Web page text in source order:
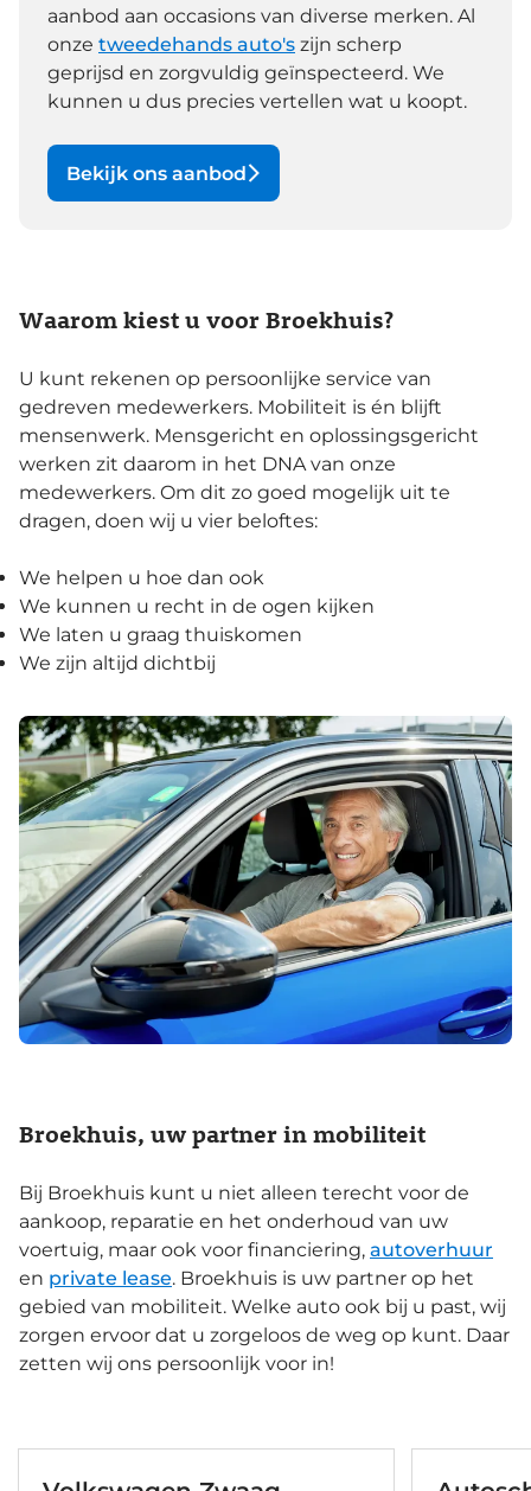
aanbod aan occasions van diverse merken. Al
onze tweedehands auto's zijn scherp
geprijsd en zorgvuldig geïnspecteerd. We
kunnen u dus precies vertellen wat u koopt.
Bekijk ons aanbod
Waarom kiest u voor Broekhuis?
U kunt rekenen op persoonlijke service van
gedreven medewerkers. Mobiliteit is én blijft
mensenwerk. Mensgericht en oplossingsgericht
werken zit daarom in het DNA van onze
medewerkers. Om dit zo goed mogelijk uit te
dragen, doen wij u vier beloftes:
We helpen u hoe dan ook
We kunnen u recht in de ogen kijken
We laten u graag thuiskomen
We zijn altijd dichtbij
Broekhuis, uw partner in mobiliteit
Bij Broekhuis kunt u niet alleen terecht voor de
aankoop, reparatie en het onderhoud van uw
voertuig, maar ook voor financiering, autoverhuur
en private lease. Broekhuis is uw partner op het
gebied van mobiliteit. Welke auto ook bij u past, wij
zorgen ervoor dat u zorgeloos de weg op kunt. Daar
zetten wij ons persoonlijk voor in!